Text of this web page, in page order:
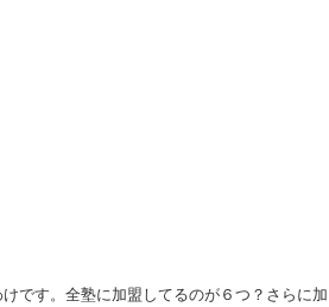
です。全塾に加盟してるのが６つ？さらに加